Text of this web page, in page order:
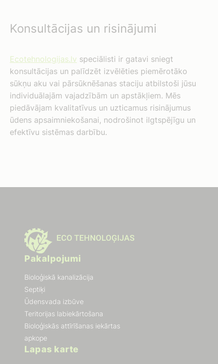
Konsultācijas un risinājumi
Ecotehnologijas.lv speciālisti ir gatavi sniegt
konsultācijas un palīdzēt izvēlēties piemērotāko
sūkņu aku vai pārsūknēšanas staciju atbilstoši jūsu
individuālajām vajadzībām un apstākļiem. Mēs
piedāvājam kvalitatīvus un uzticamus risinājumus
ūdens apsaimniekošanai, nodrošinot ilgtspējīgu un
efektīvu sistēmas darbību.
Pakalpojumi
Bioloģiskā kanalizācija
Septiķi
Ūdensvada izbūve
Teritorijas labiekārtošana
Bioloģiskās attīrīšanas iekārtas
apkope
Lapas karte